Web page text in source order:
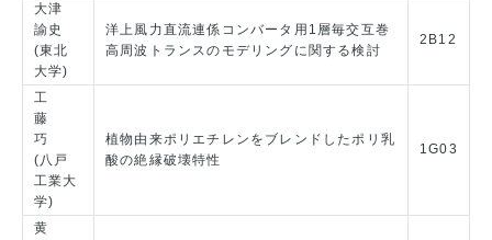
大津
諭史
(東北
大学)
洋上風力直流連係コンバータ用1層毎交互巻
高周波トランスのモデリングに関する検討
2B12
工
藤
巧
(八戸
工業大
学)
植物由来ポリエチレンをブレンドしたポリ乳
酸の絶縁破壊特性
1G03
黄